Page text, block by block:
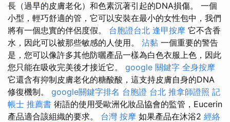
長（過早的皮膚老化）和色素沉著引起的DNA損傷。 一個
小型，輕巧舒適的管，它可以安裝在最小的女性包中，我們
將有一個忠實的伴侶度假。 台胞證台北 逢甲按摩 它不含香
水，因此可以被那些敏感的人使用。 沾黏 一個重要的警告
是，您可以像許多其他防曬產品一樣為白色衣服上色，因此
您只能在吸收完美後才接近它。 google 關鍵字 全身按摩
它還含有抑制皮膚老化的糖酸酸，這支持皮膚自身的DNA
修復機制。 google關鍵字排名 台胞證 台北 推拿師證照 記
帳士 推薦書 術語的使用受歐洲化妝品協會的監管，Eucerin
產品適合該組織的要求。 台灣 按摩 如果產品在沐浴2 經絡